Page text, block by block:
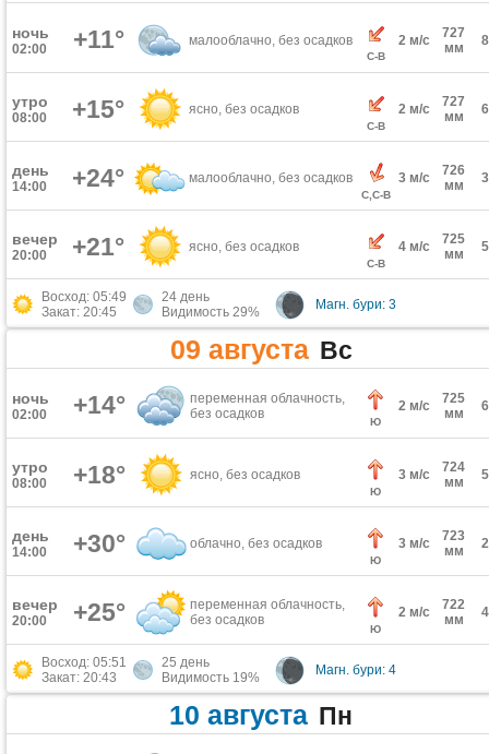
ночь
02:00 +11° малооблачно, без осадков
С-В
2 м/с
727
мм
утро
08:00 +15° ясно, без осадков
С-В
2 м/с
727
мм
день
14:00 +24° малооблачно, без осадков
С,С-В
3 м/с
726
мм
вечер
20:00 +21° ясно, без осадков
С-В
4 м/с
725
мм
Восход: 05:49
Закат: 20:45
24 день
Видимость 29%
Магн. бури: 3
09 августа Вс
ночь
02:00 +14°
переменная облачность,
без осадков
Ю
2 м/с
725
мм
утро
08:00 +18° ясно, без осадков
Ю
3 м/с
724
мм
день
14:00 +30° облачно, без осадков
Ю
3 м/с
723
мм
вечер
20:00 +25°
переменная облачность,
без осадков
Ю
2 м/с
722
мм
Восход: 05:51
Закат: 20:43
25 день
Видимость 19%
Магн. бури: 4
10 августа Пн